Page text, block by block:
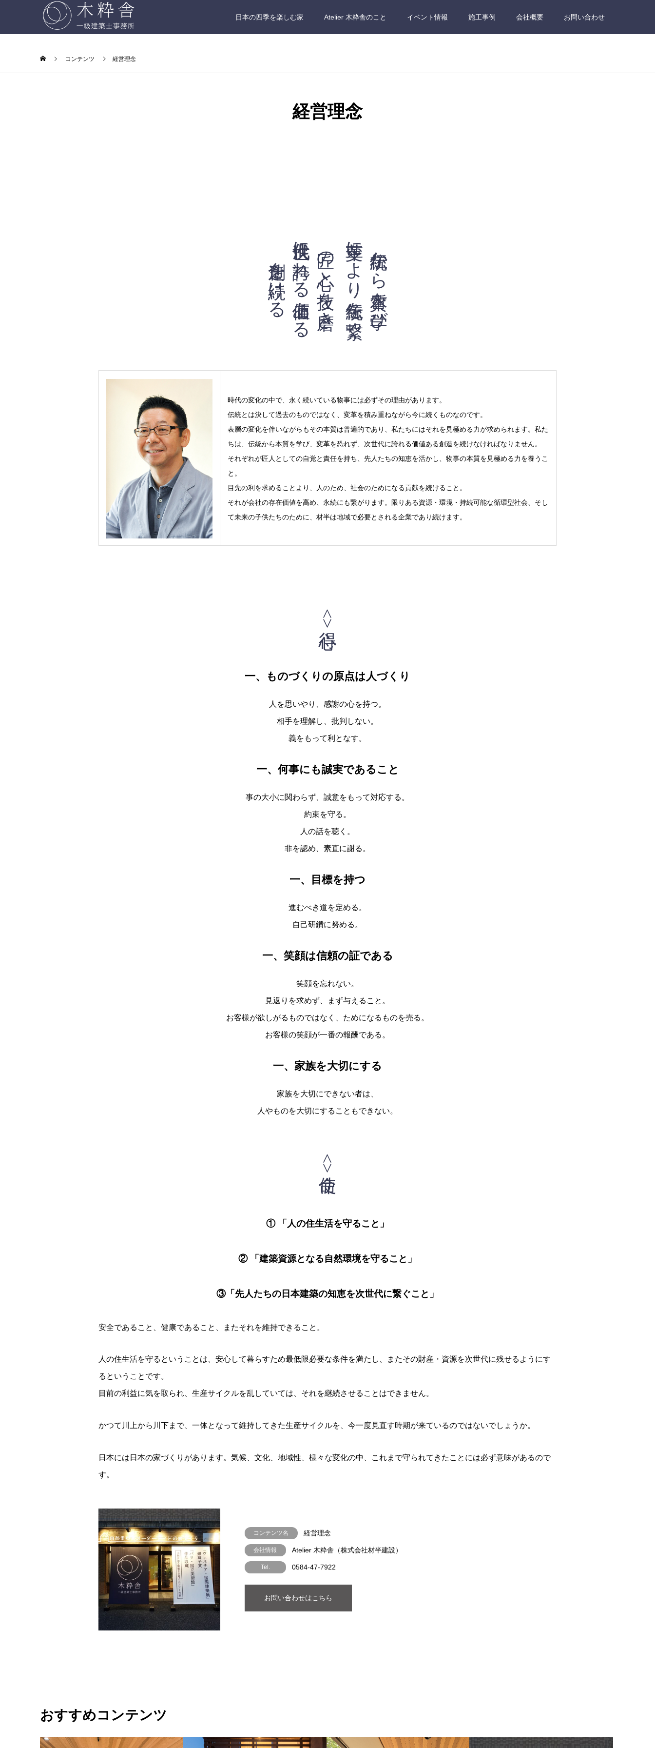
日本の四季を楽しむ家 Atelier 木粋舎のこと イベント情報 施工事例 会社概要 お問い合わせ
コンテンツ 経営理念
経営理念
匠の心と技を磨き
次世代に誇れる価値ある
創造を続ける 伝統から本質を学び
変革により伝統を繋ぐ
時代の変化の中で、永く続いている物事には必ずその理由があります。
伝統とは決して過去のものではなく、変革を積み重ねながら今に続くものなのです。
表層の変化を伴いながらもその本質は普遍的であり、私たちにはそれを見極める力が求められます。私た
ちは、伝統から本質を学び、変革を恐れず、次世代に誇れる価値ある創造を続けなければなりません。
それぞれが匠人としての自覚と責任を持ち、先人たちの知恵を活かし、物事の本質を見極める力を養うこ
と。
目先の利を求めることより、人のため、社会のためになる貢献を続けること。
それが会社の存在価値を高め、永続にも繋がります。限りある資源・環境・持続可能な循環型社会、そし
て未来の子供たちのために、材半は地域で必要とされる企業であり続けます。
<心得>
一、ものづくりの原点は人づくり
人を思いやり、感謝の心を持つ。
相手を理解し、批判しない。
義をもって利となす。
一、何事にも誠実であること
事の大小に関わらず、誠意をもって対応する。
約束を守る。
人の話を聴く。
非を認め、素直に謝る。
一、目標を持つ
進むべき道を定める。
自己研鑽に努める。
一、笑顔は信頼の証である
笑顔を忘れない。
見返りを求めず、まず与えること。
お客様が欲しがるものではなく、ためになるものを売る。
お客様の笑顔が一番の報酬である。
一、家族を大切にする
家族を大切にできない者は、
人やものを大切にすることもできない。
<使命>
① 「人の住生活を守ること」
② 「建築資源となる自然環境を守ること」
③「先人たちの日本建築の知恵を次世代に繋ぐこと」
安全であること、健康であること、またそれを維持できること。
人の住生活を守るということは、安心して暮らすため最低限必要な条件を満たし、またその財産・資源を次世代に残せるようにす
るということです。
目前の利益に気を取られ、生産サイクルを乱していては、それを継続させることはできません。
かつて川上から川下まで、一体となって維持してきた生産サイクルを、今一度見直す時期が来ているのではないでしょうか。
日本には日本の家づくりがあります。気候、文化、地域性、様々な変化の中、これまで守られてきたことには必ず意味があるので
す。
コンテンツ名 経営理念
会社情報 Atelier 木粋舎（株式会社材半建設）
Tel. 0584-47-7922
お問い合わせはこちら
おすすめコンテンツ